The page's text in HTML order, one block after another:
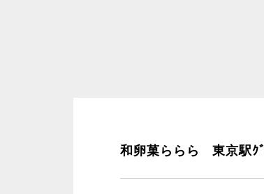
和卵菓ららら 東京駅ｸﾞ